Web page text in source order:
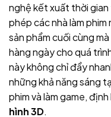
nghệ kết xuất thời
phép các nhà làm
sản phẩm cuối cùng
hàng ngày cho quá
này không chỉ đẩy
những khả năng sáng
phim và làm game,
hình 3D.